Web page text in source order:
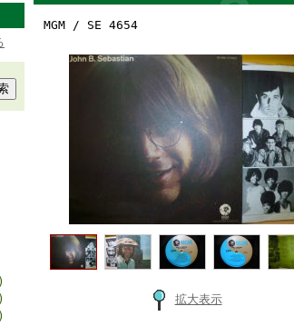
MGM / SE 4654
拡大表示